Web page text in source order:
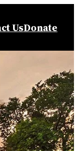
UsDonate